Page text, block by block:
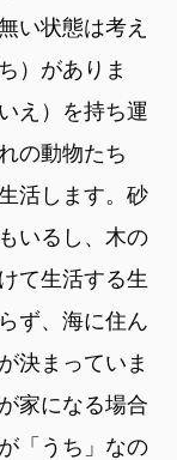
い状態は考え
）がありま
え）を持ち運
の動物たち
活します。砂
いるし、木の
て生活する生
ず、海に住ん
決まっていま
家になる場合
「うち」なの